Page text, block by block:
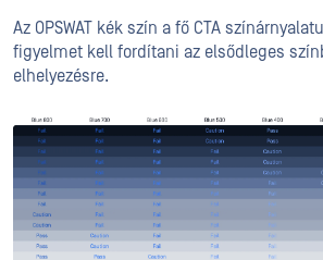
Az OPSWAT kék szín a fő CTA
figyelmet kell fordítani az elsődleges
elhelyezésre.